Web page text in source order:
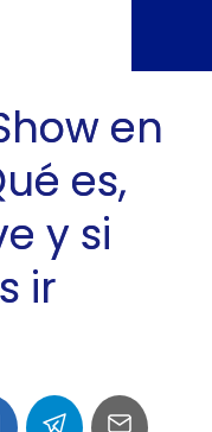
en
es,
y si
ir